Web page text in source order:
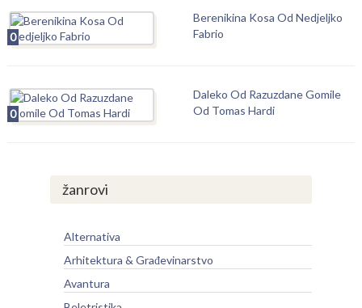
0
Berenikina Kosa Od Nedjeljko
Fabrio
0
Daleko Od Razuzdane Gomile
Od Tomas Hardi
žanrovi
Alternativa
Arhitektura & Građevinarstvo
Avantura